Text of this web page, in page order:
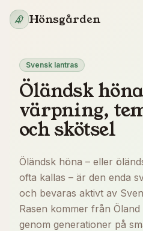
Hönsgården
Svensk lantras
Öländsk
värpning,
och skötsel
Öländsk höna – eller
ofta kallas – är den enda
och bevaras aktivt av
Rasen kommer från
genom generationer på